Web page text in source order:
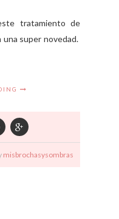
tratamiento de
super novedad.
misbrochasysombras